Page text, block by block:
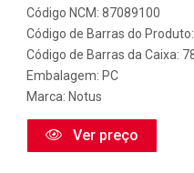
Código NCM: 87089100
Código de Barras do
Código de Barras da Caixa:
Embalagem: PC
Marca: Notus
Ver preço